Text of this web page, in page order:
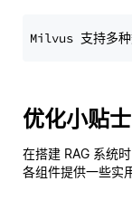
优化小贴士
在搭建 RAG 系统
各组件提供一些实